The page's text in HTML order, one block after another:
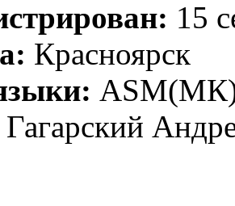
15
Красноярск
Гагарский